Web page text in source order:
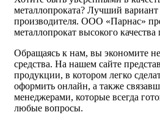
металлопроката? Лучший вариант
производителя. ООО «Парнас»
металлопрокат высокого
Обращаясь к нам, вы экономите
средства. На нашем сайте
продукции, в котором легко
оформить онлайн, а также
менеджерами, которые всегда
любые вопросы.